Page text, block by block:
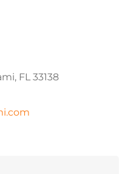
FL 33138